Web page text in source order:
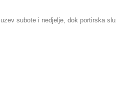
subote i nedjelje, dok portirska